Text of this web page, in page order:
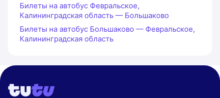
Билеты на автобус Февральское,
Калининградская область — Большаково
Билеты на автобус Большаково — Февральское,
Калининградская область